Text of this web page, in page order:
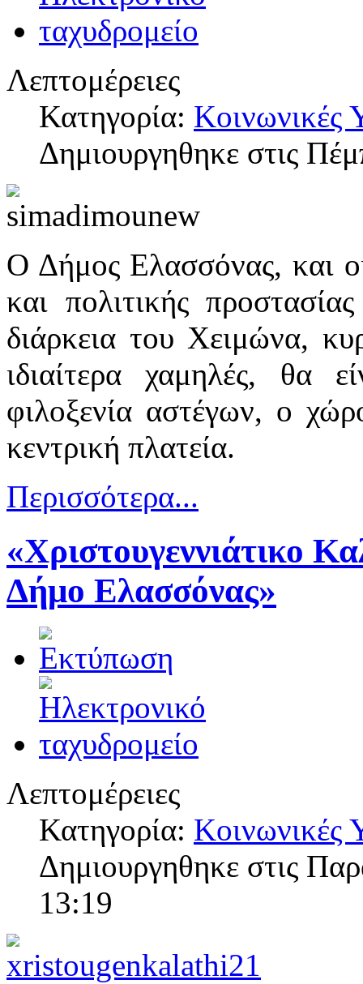
Λεπτομέρειες
Κατηγορία: Κοινωνικές
Δημιουργηθηκε στις
Ο Δήμος Ελασσόνας, και
και πολιτικής
διάρκεια του Χειμώνα,
ιδιαίτερα χαμηλές, θα
φιλοξενία αστέγων, ο
κεντρική πλατεία.
Περισσότερα...
«Χριστουγεννιάτικο
Δήμο Ελασσόνας»
Λεπτομέρειες
Κατηγορία: Κοινωνικές
Δημιουργηθηκε στις
13:19